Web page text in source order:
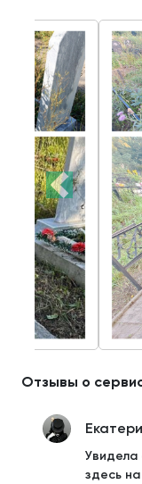
Отзывы о
Увидела
здесь